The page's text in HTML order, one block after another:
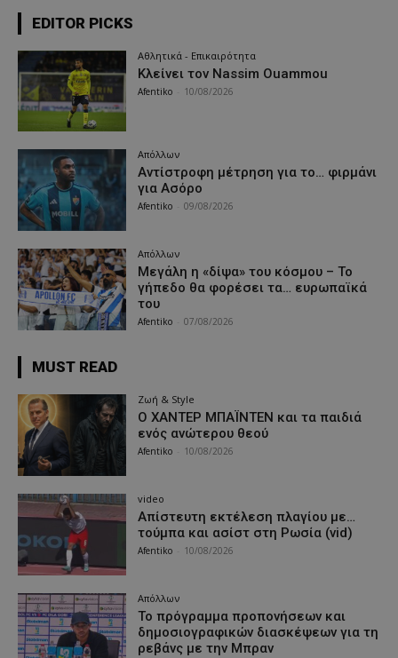
EDITOR PICKS
Αθλητικά - Επικαιρότητα
Κλείνει τον Nassim Ouammou
Afentiko 10/08/2026
Απόλλων
Αντίστροφη μέτρηση για το… φιρμάνι
για Ασόρο
Afentiko 09/08/2026
Απόλλων
Μεγάλη η «δίψα» του κόσμου – Το
γήπεδο θα φορέσει τα… ευρωπαϊκά
του
Afentiko 07/08/2026
MUST READ
Ζωή & Style
Ο ΧΑΝΤΕΡ ΜΠΑΪΝΤΕΝ και τα παιδιά
ενός ανώτερου θεού
Afentiko 10/08/2026
video
Απίστευτη εκτέλεση πλαγίου με…
τούμπα και ασίστ στη Ρωσία (vid)
Afentiko 10/08/2026
Απόλλων
Το πρόγραμμα προπονήσεων και
δημοσιογραφικών διασκέψεων για τη
ρεβάνς με την Μπραν